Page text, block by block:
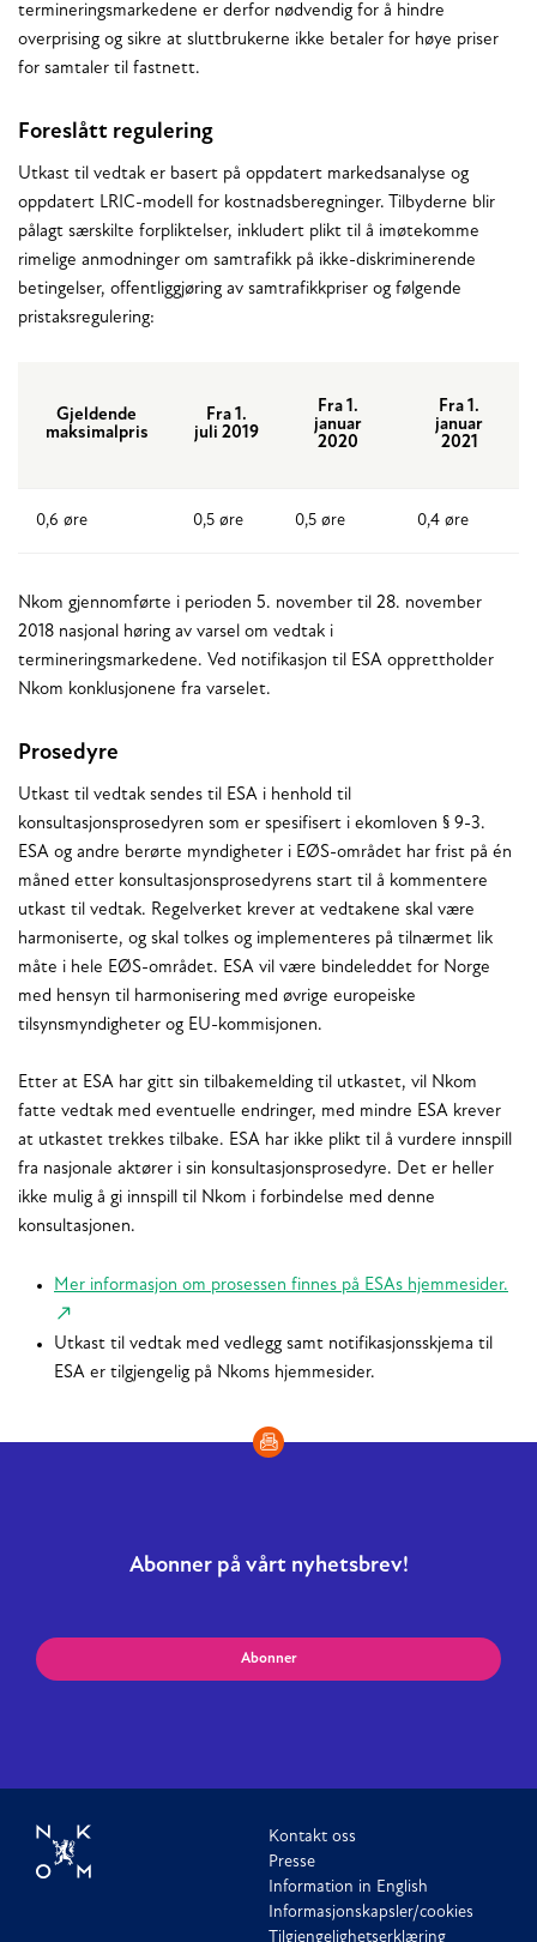
termineringsmarkedene er derfor nødvendig for å hindre
overprising og sikre at sluttbrukerne ikke betaler for høye priser
for samtaler til fastnett.
Foreslått regulering
Utkast til vedtak er basert på oppdatert markedsanalyse og
oppdatert LRIC-modell for kostnadsberegninger. Tilbyderne blir
pålagt særskilte forpliktelser, inkludert plikt til å imøtekomme
rimelige anmodninger om samtrafikk på ikke-diskriminerende
betingelser, offentliggjøring av samtrafikkpriser og følgende
pristaksregulering:
Gjeldende
maksimalpris
Fra 1.
juli 2019
Fra 1.
januar
2020
Fra 1.
januar
2021
0,6 øre 0,5 øre 0,5 øre 0,4 øre
Nkom gjennomførte i perioden 5. november til 28. november
2018 nasjonal høring av varsel om vedtak i
termineringsmarkedene. Ved notifikasjon til ESA opprettholder
Nkom konklusjonene fra varselet.
Prosedyre
Utkast til vedtak sendes til ESA i henhold til
konsultasjonsprosedyren som er spesifisert i ekomloven § 9-3.
ESA og andre berørte myndigheter i EØS-området har frist på én
måned etter konsultasjonsprosedyrens start til å kommentere
utkast til vedtak. Regelverket krever at vedtakene skal være
harmoniserte, og skal tolkes og implementeres på tilnærmet lik
måte i hele EØS-området. ESA vil være bindeleddet for Norge
med hensyn til harmonisering med øvrige europeiske
tilsynsmyndigheter og EU-kommisjonen.
Etter at ESA har gitt sin tilbakemelding til utkastet, vil Nkom
fatte vedtak med eventuelle endringer, med mindre ESA krever
at utkastet trekkes tilbake. ESA har ikke plikt til å vurdere innspill
fra nasjonale aktører i sin konsultasjonsprosedyre. Det er heller
ikke mulig å gi innspill til Nkom i forbindelse med denne
konsultasjonen.
Mer informasjon om prosessen finnes på ESAs hjemmesider.
Utkast til vedtak med vedlegg samt notifikasjonsskjema til
ESA er tilgjengelig på Nkoms hjemmesider.
Abonner på vårt nyhetsbrev!
Abonner
Kontakt oss
Presse
Information in English
Informasjonskapsler/cookies
Tilgjengelighetserklæring